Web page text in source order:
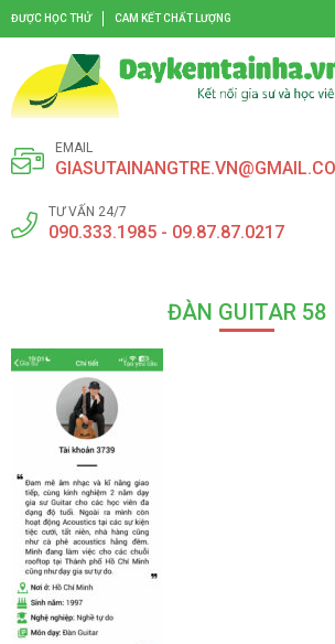
ĐƯỢC HỌC THỬ CAM KẾT CHẤT LƯỢNG
EMAIL
TƯ VẤN 24/7
090.333.1985 - 09.87.87.0217
ĐÀN GUITAR 58